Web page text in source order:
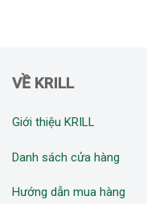
VỀ KRILL
Giới thiệu KRILL
Danh sách cửa hàng
Hướng dẫn mua hàng